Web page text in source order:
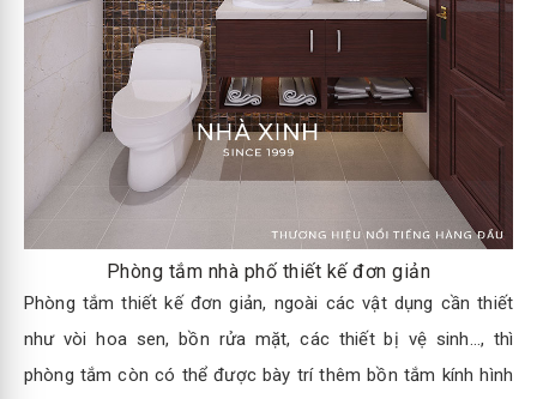
Phòng tắm nhà phố thiết kế đơn giản
Phòng tắm thiết kế đơn giản, ngoài các vật dụng cần thiết
như vòi hoa sen, bồn rửa mặt, các thiết bị vệ sinh…, thì
phòng tắm còn có thể được bày trí thêm bồn tắm kính hình